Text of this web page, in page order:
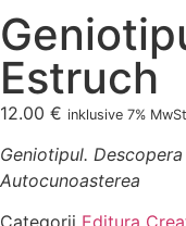
Estruch
12.00 € inklusive 7%
Geniotipul.
Autocunoasterea